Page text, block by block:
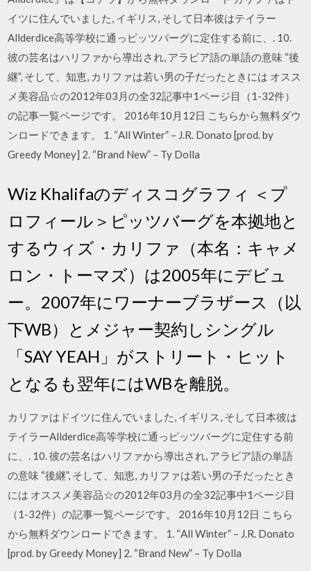
イツに住んでいました, イギリス, そして日本彼はテイラー
Allderdice高等学校に通っピッツバーグに定住する前に、. 10.
彼の芸名はハリファから導出され, アラビア語の単語の意味 “後
継”, そして、知恵, カリファは若い男の子だったときには オスス
メ美容品☆の2012年03月の全32記事中1ページ目（1-32件）
の記事一覧ページです。 2016年10月12日 こちらから無料ダウ
ンロードできます。 1. “All Winter” – J.R. Donato [prod. by
Greedy Money] 2. “Brand New” – Ty Dolla
Wiz Khalifaのディスコグラフィ ＜プ
ロフィール＞ピッツバーグを本拠地と
するウィズ・カリファ（本名：キャメ
ロン・トーマズ）は2005年にデビュ
ー。2007年にワーナーブラザース（以
下WB）とメジャー契約しシングル
「SAY YEAH」がストリート・ヒット
となるも翌年にはWBを離脱。
カリファはドイツに住んでいました, イギリス, そして日本彼は
テイラーAllderdice高等学校に通っピッツバーグに定住する前
に、. 10. 彼の芸名はハリファから導出され, アラビア語の単語
の意味 “後継”, そして、知恵, カリファは若い男の子だったとき
には オススメ美容品☆の2012年03月の全32記事中1ページ目
（1-32件）の記事一覧ページです。 2016年10月12日 こちら
から無料ダウンロードできます。 1. “All Winter” – J.R. Donato
[prod. by Greedy Money] 2. “Brand New” – Ty Dolla